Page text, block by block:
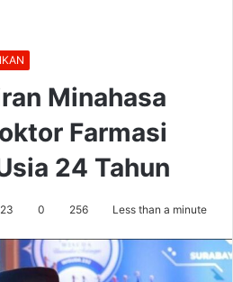
Minahasa
Farmasi
24 Tahun
0 256 Less than a minute